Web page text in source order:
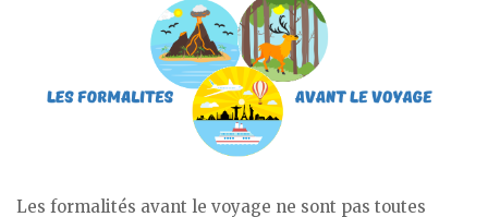
Les formalités avant le voyage ne sont pas toutes